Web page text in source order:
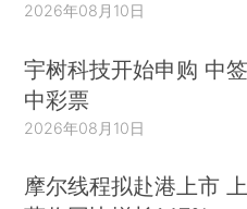
2026年08月10日
宇树科技开始申购 中
中彩票
2026年08月10日
摩尔线程拟赴港上市